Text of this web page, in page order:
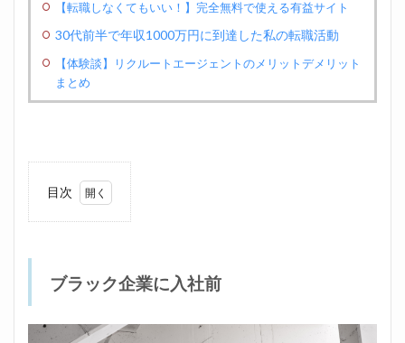
【転職しなくてもいい！】完全無料で使える有益サイト
30代前半で年収1000万円に到達した私の転職活動
【体験談】リクルートエージェントのメリットデメリット
まとめ
目次
に入
2
ブラック企業に入社前